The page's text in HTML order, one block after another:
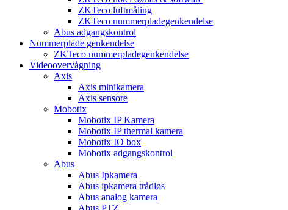
ZKTeco luftmåling
ZKTeco nummerpladegenkendelse
Abus adgangskontrol
Nummerplade genkendelse
ZKTeco nummerpladegenkendelse
Videoovervågning
Axis
Axis minikamera
Axis sensore
Mobotix
Mobotix IP Kamera
Mobotix IP thermal kamera
Mobotix IO box
Mobotix adgangskontrol
Abus
Abus Ipkamera
Abus ipkamera trådløs
Abus analog kamera
Abus PTZ